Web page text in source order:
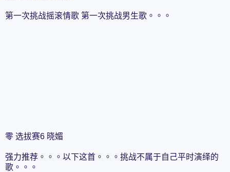
第一次挑战摇滚情歌 第一次挑战男生歌。。。
零 选拔赛6 晓媚
强力推荐。。。以下这首。。。挑战不属于自己平时演绎的
歌。。。